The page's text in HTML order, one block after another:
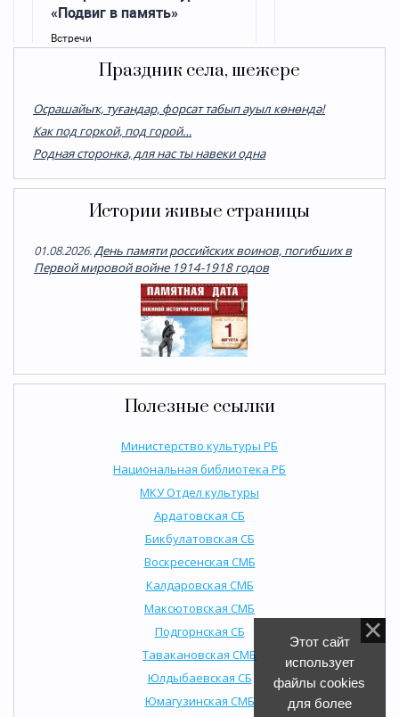
Праздник села, шежере
Осрашайыҡ, туғандар, форсат табып ауыл көнөндә!
Как под горкой, под горой…
Родная сторонка, для нас ты навеки одна
Истории живые страницы
01.08.2026.День памяти российских воинов, погибших в
Первой мировой войне 1914-1918 годов
Полезные ссылки
Министерство культуры РБ
Национальная библиотека РБ
МКУ Отдел культуры
Ардатовская СБ
Бикбулатовская СБ
Воскресенская СМБ
Калдаровская СМБ
Максютовская СМБ
Подгорнская СБ
Тавакановская СМБ
Юлдыбаевская СБ
Юмагузинская СМБ
Этот сайт
использует
файлы cookies
для более